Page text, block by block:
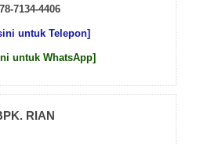
7134-4406
untuk Telepon]
untuk WhatsApp]
RIAN